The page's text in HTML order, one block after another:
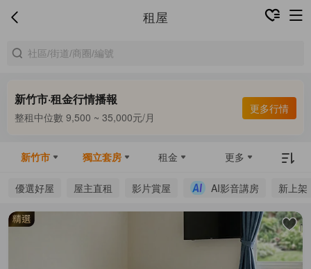
租屋
新竹市·租金行情播報
合租中位數 6,000 ~ 8,000元/月
整租中位數 9,500 ~ 35,000元/月
更多行情
新竹市 獨立套房 租金 更多
優選好屋 屋主直租 影片賞屋 AI影音講房 新上架